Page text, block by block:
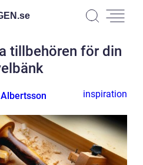
se
tillbehören för din
inspiration